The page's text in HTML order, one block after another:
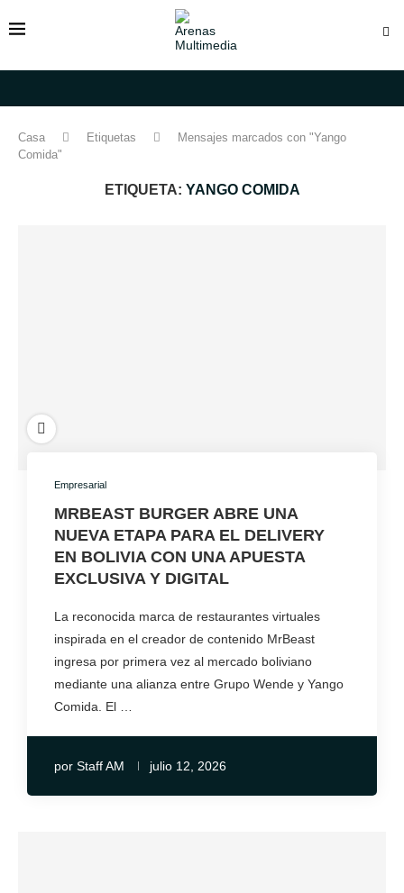
Casa Etiquetas
Mensajes marcados con "Yango
Comida"
ETIQUETA: YANGO COMIDA
Empresarial
MRBEAST BURGER ABRE UNA
NUEVA ETAPA PARA EL DELIVERY
EN BOLIVIA CON UNA APUESTA
EXCLUSIVA Y DIGITAL
La reconocida marca de restaurantes virtuales
inspirada en el creador de contenido MrBeast
ingresa por primera vez al mercado boliviano
mediante una alianza entre Grupo Wende y Yango
Comida. El …
por Staff AM julio 12, 2026